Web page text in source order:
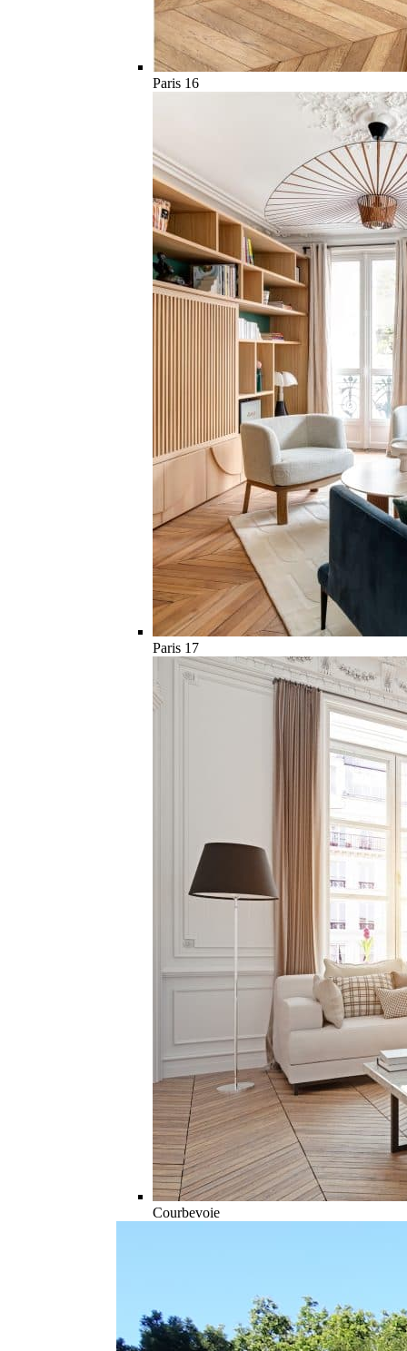
Paris 16
Paris 17
Courbevoie